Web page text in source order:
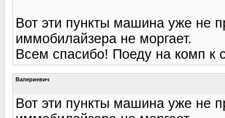
Вот эти пункты машина уже не
иммобилайзера не моргает.
Всем спасибо! Поеду на комп к
Валериевич
Вот эти пункты машина уже не